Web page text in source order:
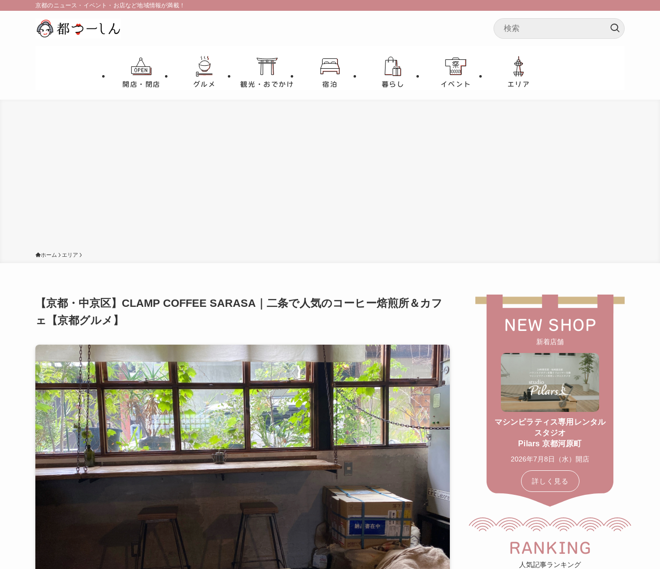
京都のニュース・イベント・お店など地域情報が満載！
開店・閉店 グルメ 観光・おでかけ 宿泊 暮らし イベント エリア
ホーム エリア
【京都・中京区】CLAMP COFFEE SARASA｜二条で人気のコーヒー焙煎所＆カフ
ェ【京都グルメ】
NEW SHOP
新着店舗
マシンピラティス専用レンタル
スタジオ
Pilars 京都河原町
2026年7月8日（水）開店
詳しく見る
RANKING
人気記事ランキング